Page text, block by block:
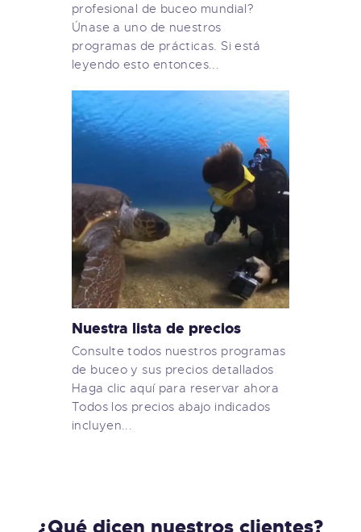
profesional de buceo mundial?
Únase a uno de nuestros
programas de prácticas. Si está
leyendo esto entonces...
Nuestra lista de precios
Consulte todos nuestros programas
de buceo y sus precios detallados
Haga clic aquí para reservar ahora
Todos los precios abajo indicados
incluyen...